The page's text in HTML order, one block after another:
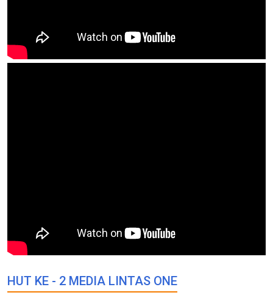
HUT KE - 2 MEDIA LINTAS ONE